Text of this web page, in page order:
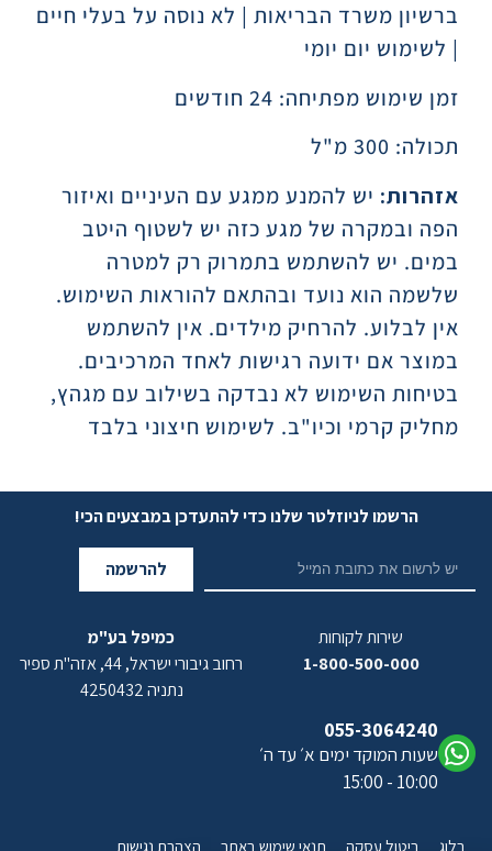
ברשיון משרד הבריאות | לא נוסה על בעלי חיים
| לשימוש יום יומי
זמן שימוש מפתיחה: 24 חודשים
תכולה: 300 מ"ל
אזהרות: יש להמנע ממגע עם העיניים ואיזור
הפה ובמקרה של מגע כזה יש לשטוף היטב
במים. יש להשתמש בתמרוק רק למטרה
שלשמה הוא נועד ובהתאם להוראות השימוש.
אין לבלוע. להרחיק מילדים. אין להשתמש
במוצר אם ידועה רגישות לאחד המרכיבים.
בטיחות השימוש לא נבדקה בשילוב עם מגהץ,
מחליק קרמי וכיו"ב. לשימוש חיצוני בלבד
הרשמו לניוזלטר שלנו כדי להתעדכן במבצעים הכי!
להרשמה
שירות לקוחות
1-800-500-000
055-3064240
שעות המוקד ימים א׳ עד ה׳
10:00 - 15:00
כמיפל בע"מ
רחוב גיבורי ישראל, 44, אזה"ת ספיר
נתניה 4250432
בלוג ביטול עסקה תנאי שימוש באתר הצהרת נגישות